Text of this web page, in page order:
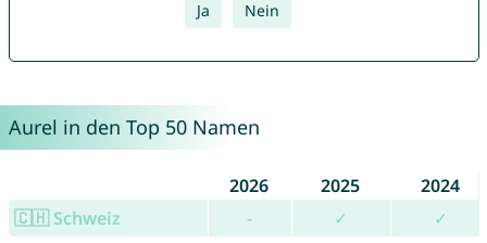
Ja Nein
Aurel in den Top 50 Namen
2026 2025
2024
🇨🇭 Schweiz
- ✓ ✓